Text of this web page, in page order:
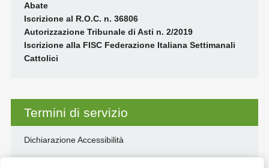
Abate
Iscrizione al R.O.C. n. 36806
Autorizzazione Tribunale di Asti n. 2/2019
Iscrizione alla FISC Federazione Italiana Settimanali
Cattolici
Termini di servizio
Dichiarazione Accessibilità